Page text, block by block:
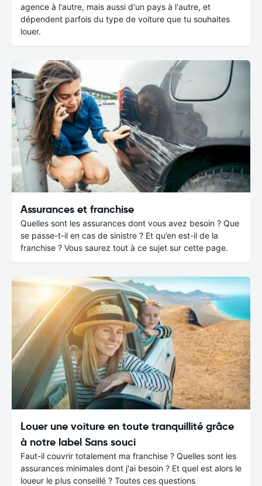
agence à l'autre, mais aussi d'un pays à l'autre, et
dépendent parfois du type de voiture que tu souhaites
louer.
Assurances et franchise
Quelles sont les assurances dont vous avez besoin ? Que
se passe-t-il en cas de sinistre ? Et qu’en est-il de la
franchise ? Vous saurez tout à ce sujet sur cette page.
Louer une voiture en toute tranquillité grâce
à notre label Sans souci
Faut-il couvrir totalement ma franchise ? Quelles sont les
assurances minimales dont j'ai besoin ? Et quel est alors le
loueur le plus conseillé ? Toutes ces questions